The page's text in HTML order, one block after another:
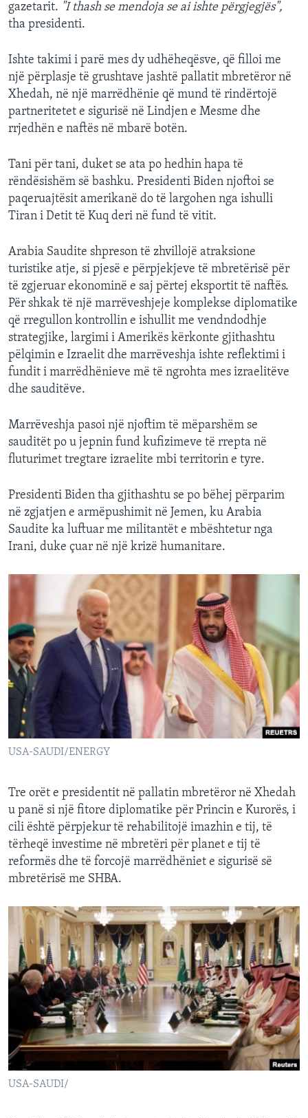
gazetarit. "I thash se mendoja se ai ishte përgjegjës",
tha presidenti.
Ishte takimi i parë mes dy udhëheqësve, që filloi me
një përplasje të grushtave jashtë pallatit mbretëror në
Xhedah, në një marrëdhënie që mund të rindërtojë
partneritetet e sigurisë në Lindjen e Mesme dhe
rrjedhën e naftës në mbarë botën.
Tani për tani, duket se ata po hedhin hapa të
rëndësishëm së bashku. Presidenti Biden njoftoi se
paqeruajtësit amerikanë do të largohen nga ishulli
Tiran i Detit të Kuq deri në fund të vitit.
Arabia Saudite shpreson të zhvillojë atraksione
turistike atje, si pjesë e përpjekjeve të mbretërisë për
të zgjeruar ekonominë e saj përtej eksportit të naftës.
Për shkak të një marrëveshjeje komplekse diplomatike
që rregullon kontrollin e ishullit me vendndodhje
strategjike, largimi i Amerikës kërkonte gjithashtu
pëlqimin e Izraelit dhe marrëveshja ishte reflektimi i
fundit i marrëdhënieve më të ngrohta mes izraelitëve
dhe sauditëve.
Marrëveshja pasoi një njoftim të mëparshëm se
sauditët po u jepnin fund kufizimeve të rrepta në
fluturimet tregtare izraelite mbi territorin e tyre.
Presidenti Biden tha gjithashtu se po bëhej përparim
në zgjatjen e armëpushimit në Jemen, ku Arabia
Saudite ka luftuar me militantët e mbështetur nga
Irani, duke çuar në një krizë humanitare.
USA-SAUDI/ENERGY
Tre orët e presidentit në pallatin mbretëror në Xhedah
u panë si një fitore diplomatike për Princin e Kurorës, i
cili është përpjekur të rehabilitojë imazhin e tij, të
tërheqë investime në mbretëri për planet e tij të
reformës dhe të forcojë marrëdhëniet e sigurisë së
mbretërisë me SHBA.
USA-SAUDI/